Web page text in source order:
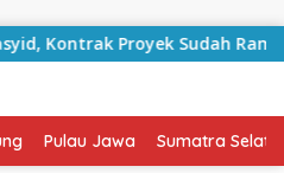
Proyek Sudah Rampung
Pulau Jawa Sumatra